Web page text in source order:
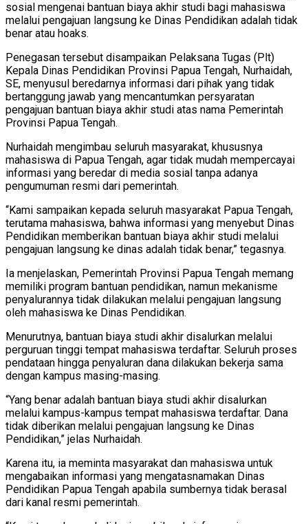
sosial mengenai bantuan biaya akhir studi bagi mahasiswa
melalui pengajuan langsung ke Dinas Pendidikan adalah tidak
benar atau hoaks.
Penegasan tersebut disampaikan Pelaksana Tugas (Plt)
Kepala Dinas Pendidikan Provinsi Papua Tengah, Nurhaidah,
SE, menyusul beredarnya informasi dari pihak yang tidak
bertanggung jawab yang mencantumkan persyaratan
pengajuan bantuan biaya akhir studi atas nama Pemerintah
Provinsi Papua Tengah.
Nurhaidah mengimbau seluruh masyarakat, khususnya
mahasiswa di Papua Tengah, agar tidak mudah mempercayai
informasi yang beredar di media sosial tanpa adanya
pengumuman resmi dari pemerintah.
“Kami sampaikan kepada seluruh masyarakat Papua Tengah,
terutama mahasiswa, bahwa informasi yang menyebut Dinas
Pendidikan memberikan bantuan biaya akhir studi melalui
pengajuan langsung ke dinas adalah tidak benar,” tegasnya.
Ia menjelaskan, Pemerintah Provinsi Papua Tengah memang
memiliki program bantuan pendidikan, namun mekanisme
penyalurannya tidak dilakukan melalui pengajuan langsung
oleh mahasiswa ke Dinas Pendidikan.
Menurutnya, bantuan biaya studi akhir disalurkan melalui
perguruan tinggi tempat mahasiswa terdaftar. Seluruh proses
pendataan hingga penyaluran dana dilakukan bekerja sama
dengan kampus masing-masing.
“Yang benar adalah bantuan biaya studi akhir disalurkan
melalui kampus-kampus tempat mahasiswa terdaftar. Dana
tidak diberikan melalui pengajuan langsung ke Dinas
Pendidikan,” jelas Nurhaidah.
Karena itu, ia meminta masyarakat dan mahasiswa untuk
mengabaikan informasi yang mengatasnamakan Dinas
Pendidikan Papua Tengah apabila sumbernya tidak berasal
dari kanal resmi pemerintah.